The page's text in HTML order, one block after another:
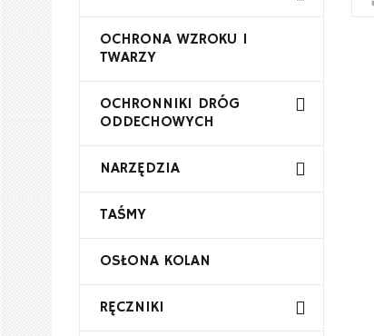
OCHRONA WZROKU I
TWARZY
OCHRONNIKI DRÓG
ODDECHOWYCH
NARZĘDZIA
TAŚMY
OSŁONA KOLAN
RĘCZNIKI